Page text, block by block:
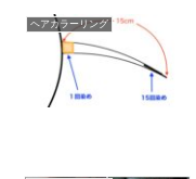
ヘアカラーリング